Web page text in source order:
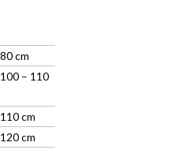
cm
– 110
cm
cm